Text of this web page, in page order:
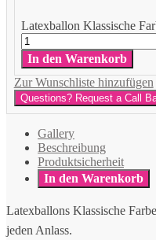
Latexballon Klassische
In den Warenkorb
Zur Wunschliste hinzufügen
Questions? Request a Call
Gallery
Beschreibung
Produktsicherheit
In den Warenkorb
Latexballons Klassische
jeden Anlass.